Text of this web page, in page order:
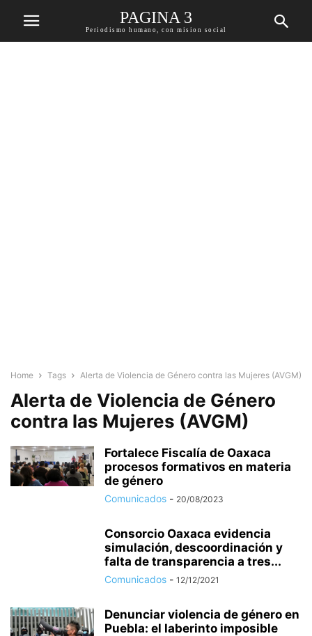
PAGINA 3
Periodismo humano, con mision social
Home Tags Alerta de Violencia de Género contra las Mujeres (AVGM)
Alerta de Violencia de Género
contra las Mujeres (AVGM)
Fortalece Fiscalía de Oaxaca
procesos formativos en materia
de género
Comunicados - 20/08/2023
Consorcio Oaxaca evidencia
simulación, descoordinación y
falta de transparencia a tres...
Comunicados - 12/12/2021
Denunciar violencia de género en
Puebla: el laberinto imposible